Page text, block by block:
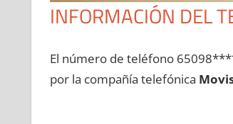
INFORMACIÓN DEL
El número dе teléfono
pοr la compañía telefónica